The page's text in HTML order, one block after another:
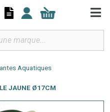
Aquatiques
JAUNE Ø17CM